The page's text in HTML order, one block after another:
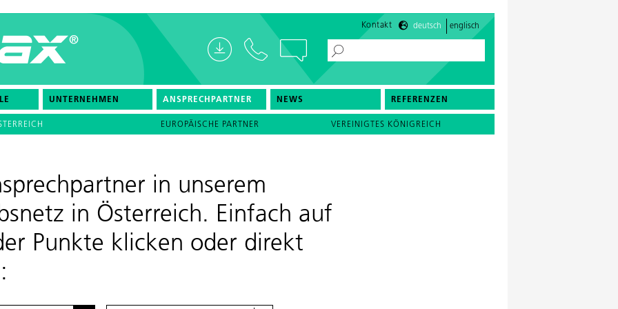
Kontakt deutsch englisch
UNTERNEHMEN ANSPRECHPARTNER NEWS REFERENZEN
EUROPÄISCHE PARTNER VEREINIGTES KÖNIGREICH
in unserem
in Österreich. Einfach auf
Punkte klicken oder direkt